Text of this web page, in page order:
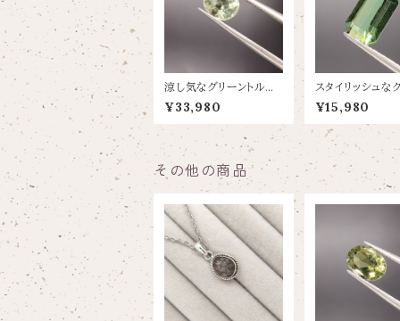
涼し気なグリーントルマ
リン【1.58ct/7.6×6.4】
¥33,980
スタイリッシュな
トルマリン【
5】
¥15,980
その他の商品